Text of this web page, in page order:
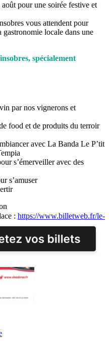
pour une soirée festive et
vous attendent pour
locale dans une
spécialement
par nos vignerons et
food et de produits du terroir
avec La Banda Le P’tit
s’émerveiller avec des
s’amuser
: https://www.billetweb.fr/le-